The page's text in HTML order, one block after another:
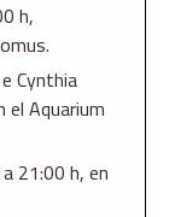
h,
Cynthia
el Aquarium
21:00 h, en